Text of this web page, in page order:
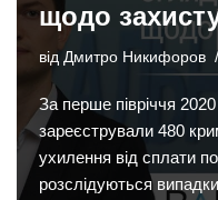
щодо
від Дмитро Никифоров
За перше півріччя
зареєстрували 480
ухилення від сплати
розслідуються